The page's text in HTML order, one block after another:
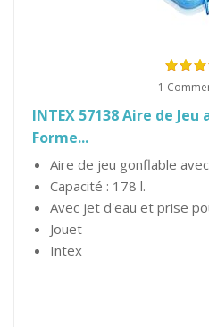
1
INTEX 57138 Aire de Jeu
Forme...
Aire de jeu gonflable
Capacité : 178 l.
Avec jet d'eau et prise
Jouet
Intex